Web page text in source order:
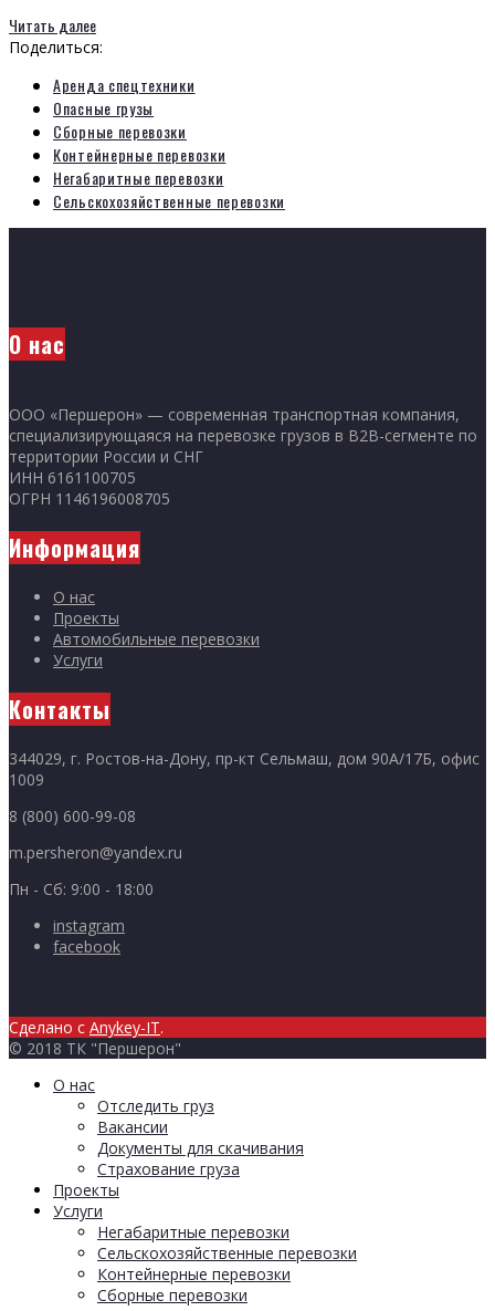
Читать далее
Поделиться:
Аренда спецтехники
Опасные грузы
Сборные перевозки
Контейнерные перевозки
Негабаритные перевозки
Сельскохозяйственные перевозки
О нас
ООО «Першерон» — современная транспортная компания,
специализирующаяся на перевозке грузов в B2B-сегменте по
территории России и СНГ
ИНН 6161100705
ОГРН 1146196008705
Информация
О нас
Проекты
Автомобильные перевозки
Услуги
Контакты
344029, г. Ростов-на-Дону, пр-кт Сельмаш, дом 90А/17Б, офис
1009
8 (800) 600-99-08
m.persheron@yandex.ru
Пн - Сб: 9:00 - 18:00
instagram
facebook
Сделано с Anykey-IT.
© 2018 ТК "Першерон"
О нас
Отследить груз
Вакансии
Документы для скачивания
Страхование груза
Проекты
Услуги
Негабаритные перевозки
Сельскохозяйственные перевозки
Контейнерные перевозки
Сборные перевозки